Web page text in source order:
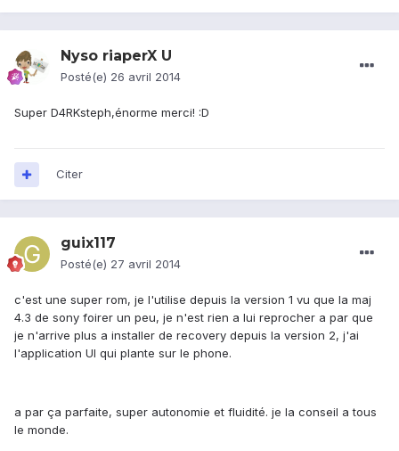
Nyso riaperX U
Posté(e) 26 avril 2014
Super D4RKsteph,énorme merci! :D
Citer
guix117
Posté(e) 27 avril 2014
c'est une super rom, je l'utilise depuis la version 1 vu que la maj
4.3 de sony foirer un peu, je n'est rien a lui reprocher a par que
je n'arrive plus a installer de recovery depuis la version 2, j'ai
l'application UI qui plante sur le phone.
a par ça parfaite, super autonomie et fluidité. je la conseil a tous
le monde.